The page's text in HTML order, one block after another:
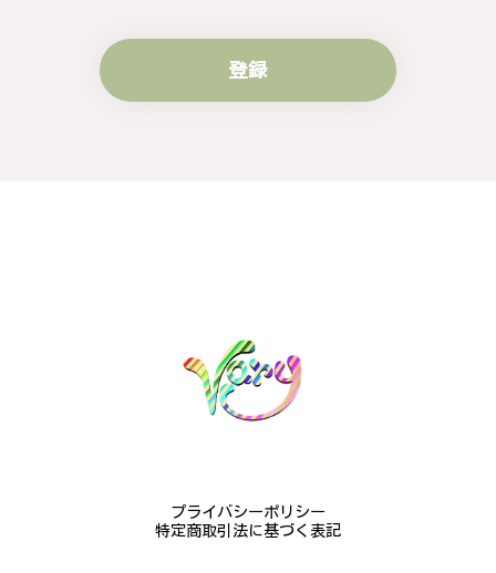
き、誠にありがとうございました。お客
様にご満足いただけたこと、大変嬉しく
思っております。これからも心を込めた
作品をお届けできるよう努めてまいりま
登録
プライバシーポリシー
特定商取引法に基づく表記